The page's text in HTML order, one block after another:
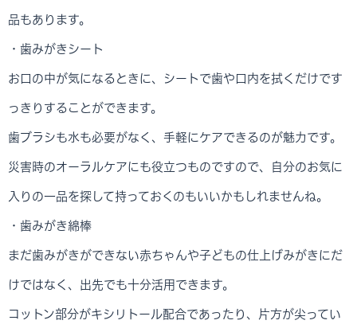
品もあります。
・歯みがきシート
お口の中が気になるときに、シートで歯や口内を拭くだけです
っきりすることができます。
歯ブラシも水も必要がなく、手軽にケアできるのが魅力です。
災害時のオーラルケアにも役立つものですので、自分のお気に
入りの一品を探して持っておくのもいいかもしれませんね。
・歯みがき綿棒
まだ歯みがきができない赤ちゃんや子どもの仕上げみがきにだ
けではなく、出先でも十分活用できます。
コットン部分がキシリトール配合であったり、片方が尖ってい